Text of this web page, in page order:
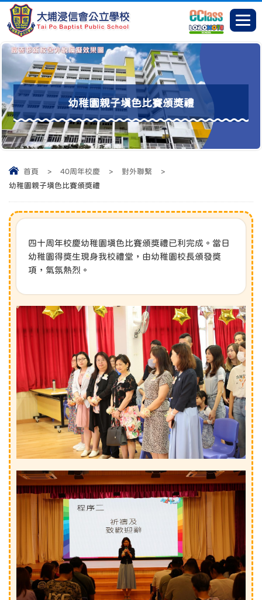
幼稚園親子填色比賽頒獎禮
首頁 > 40周年校慶 > 對外聯繫
>
幼稚園親子填色比賽頒獎禮
四十周年校慶幼稚園填色比賽頒獎禮已利完成。當日
幼稚園得獎生現身我校禮堂，由幼稚園校長頒發獎
項，氣氛熱烈。